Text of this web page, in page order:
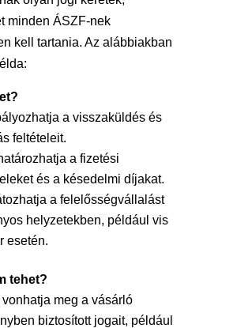
minden ÁSZF-nek
kell tartania. Az alábbiakban
a visszaküldés és
feltételeit.
a fizetési
és a késedelmi díjakat.
a felelősségvállalást
helyzetekben, például vis
esetén.
tehet?
vonhatja meg a vásárló
biztosított jogait, például